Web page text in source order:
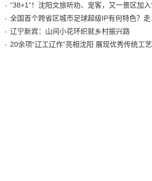
辽宁新宾：山间小花环织就乡村振兴路
20余项“辽工辽作”亮相沈阳 展现优秀传统工艺